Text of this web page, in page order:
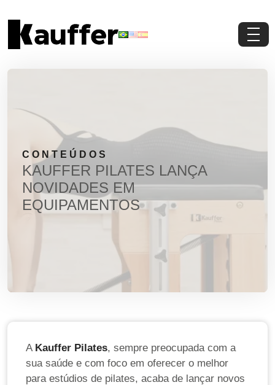
CONTEÚDOS
KAUFFER PILATES LANÇA
NOVIDADES EM
EQUIPAMENTOS
A Kauffer Pilates, sempre preocupada com a
sua saúde e com foco em oferecer o melhor
para estúdios de pilates, acaba de lançar novos